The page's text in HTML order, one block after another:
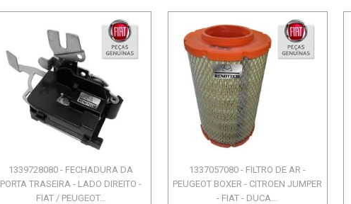
1339728080 - FECHADURA DA
PORTA TRASEIRA - LADO DIREITO -
FIAT / PEUGEOT...
1337057080 - FILTRO DE AR -
PEUGEOT BOXER - CITROEN JUMPER
- FIAT - DUCA...